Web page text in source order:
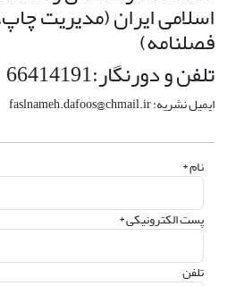
اسلامی ایران (مدیریت
فصلنامه)
تلفن و دورنگار:66414191
ایمیل نشریه: faslnameh.dafoos@chmail.ir
نام *
پست الکترونیکی *
تلفن